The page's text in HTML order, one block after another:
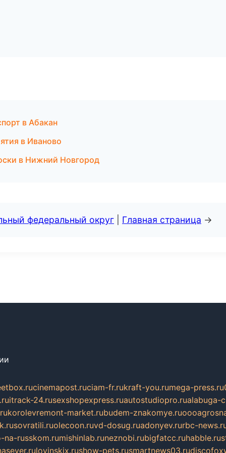
в Абакан
в Иваново
в Нижний Новгород
федеральный округ Главная страница →
cinemapost.ruciam-fr.rukraft-you.rumega-press.ru
itrack-24.rusexshopexpress.ruautostudiopro.rualabuga-
korolevremont-market.rubudem-znakomye.ru
sovratili.ruolecoon.ruvd-dosug.ruadonyev.rurbc-
na-russkom.rumishinlab.runeznobi.rubigfatcc.ruhabble.ru
lovinskix.rushow-pets.rusmartnews03.ru